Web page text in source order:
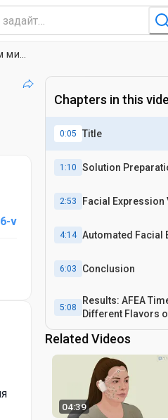
v
Chapters in this
0:05 Title
1:10 Solution
2:53 Facial Expression
4:14 Automated Facial
6:03 Conclusion
5:08
Results: AFEA
Different Flavors
Related Videos
04:39